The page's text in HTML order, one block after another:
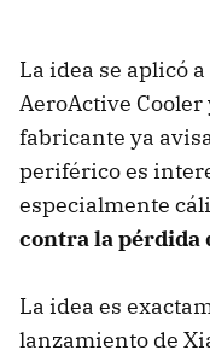
La idea se aplicó a
AeroActive Cooler
fabricante ya
periférico es
especialmente
contra la pérdida
La idea es
lanzamiento de